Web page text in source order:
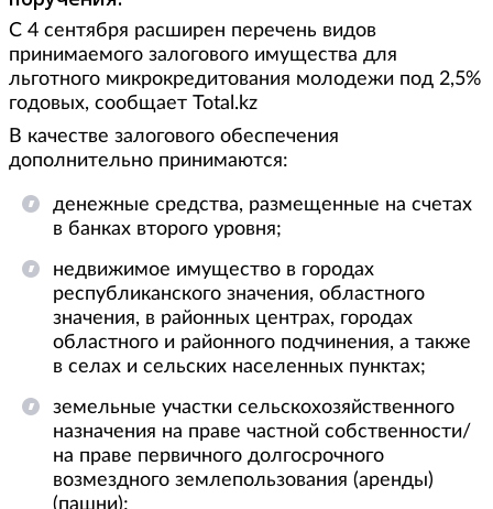
С 4 сентября расширен перечень видов
принимаемого залогового имущества для
льготного микрокредитования молодежи под 2,5%
годовых, сообщает Total.kz
В качестве залогового обеспечения
дополнительно принимаются:
денежные средства, размещенные на счетах
в банках второго уровня;
недвижимое имущество в городах
республиканского значения, областного
значения, в районных центрах, городах
областного и районного подчинения, а также
в селах и сельских населенных пунктах;
земельные участки сельскохозяйственного
назначения на праве частной собственности/
на праве первичного долгосрочного
возмездного землепользования (аренды)
(пашни);